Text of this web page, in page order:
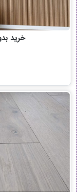
خرید